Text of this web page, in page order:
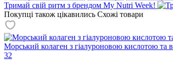
Тримай свій ритм з брендом My Nutri Week!
Покупці також цікавились Схожі товари
Морський колаген з гіалуроновою кислотою та
32